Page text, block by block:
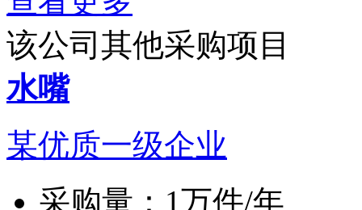
该公司其他采购项目
水嘴
某优质一级企业
采购量： 1万件/年